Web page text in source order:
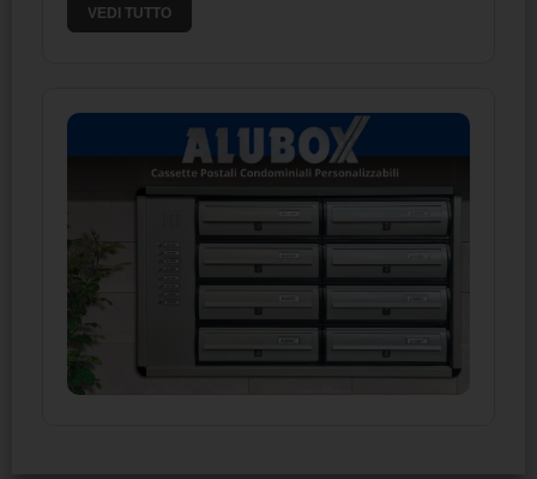
VEDI TUTTO